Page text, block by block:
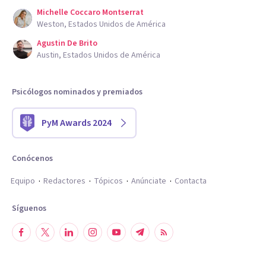
Michelle Coccaro Montserrat
Weston, Estados Unidos de América
Agustin De Brito
Austin, Estados Unidos de América
Psicólogos nominados y premiados
PyM Awards 2024
Conócenos
Equipo
Redactores Tópicos Anúnciate Contacta
Síguenos